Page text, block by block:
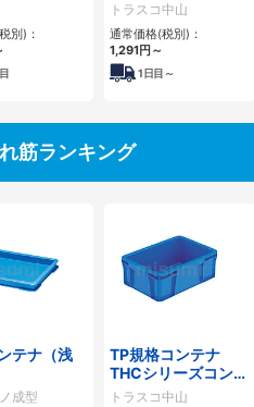
別)：
トラスコ中山
通常価格(税別)：
1,291円 ～
1日目～
筋ランキング
テナ（浅
成型
TP規格コンテナ
THCシリーズコンテ
ナ （Aタイプ）
トラスコ中山